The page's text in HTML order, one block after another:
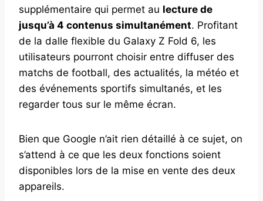
supplémentaire qui permet au lecture de
jusqu’à 4 contenus simultanément. Profitant
de la dalle flexible du Galaxy Z Fold 6, les
utilisateurs pourront choisir entre diffuser des
matchs de football, des actualités, la météo et
des événements sportifs simultanés, et les
regarder tous sur le même écran.
Bien que Google n’ait rien détaillé à ce sujet, on
s’attend à ce que les deux fonctions soient
disponibles lors de la mise en vente des deux
appareils.